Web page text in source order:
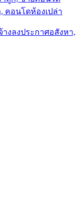
คอนโดห้องเปล่า
งลงประกาศอสังหา,